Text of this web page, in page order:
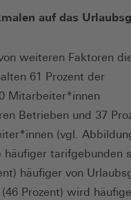
auf das
weiteren Faktoren
61 Prozent der
Mitarbeiter*innen
Betrieben und 37
(vgl.
tarifgebunden
häufiger von
Prozent) wird